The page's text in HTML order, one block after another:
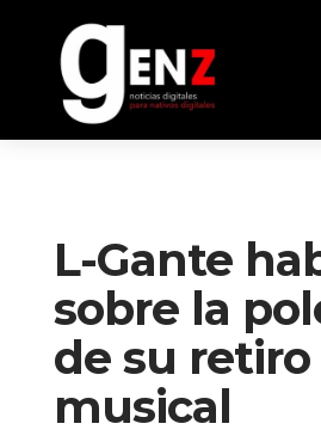
L-Gante
sobre la
de su retiro
musical